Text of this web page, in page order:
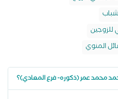
المنوي
محمد عمر (ذكوره- فرع المعادي)؟